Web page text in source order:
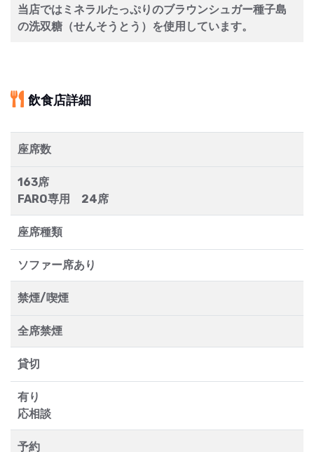
当店ではミネラルたっぷりのブラウンシュガー種子島
の洗双糖（せんそうとう）を使用しています。
飲食店詳細
座席数
163席
FARO専用 24席
座席種類
ソファー席あり
禁煙/喫煙
全席禁煙
貸切
有り
応相談
予約